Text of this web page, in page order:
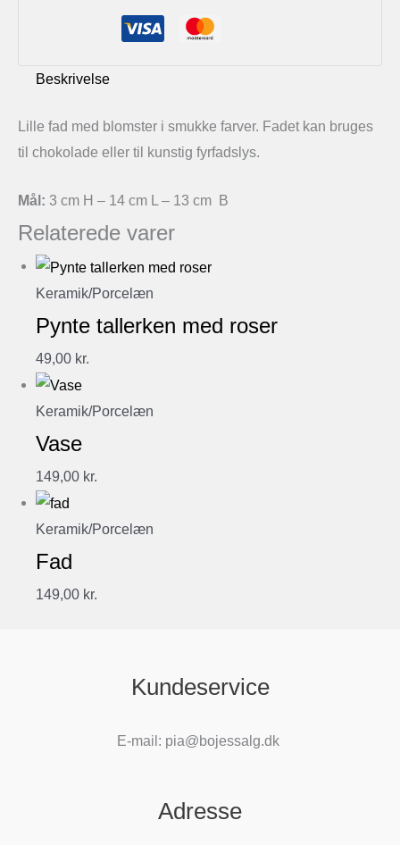
Beskrivelse
Lille fad med blomster i smukke farver. Fadet kan bruges
til chokolade eller til kunstig fyrfadslys.
Mål: 3 cm H – 14 cm L – 13 cm B
Relaterede varer
Keramik/Porcelæn
Pynte tallerken med roser
49,00 kr.
Keramik/Porcelæn
Vase
149,00 kr.
Keramik/Porcelæn
Fad
149,00 kr.
Kundeservice
E-mail: pia@bojessalg.dk
Adresse